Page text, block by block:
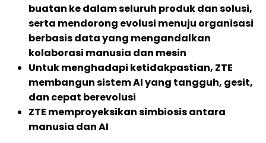
buatan ke dalam seluruh produk dan solusi,
serta mendorong evolusi menuju organisasi
berbasis data yang mengandalkan
kolaborasi manusia dan mesin
Untuk menghadapi ketidakpastian, ZTE
membangun sistem AI yang tangguh, gesit,
dan cepat berevolusi
ZTE memproyeksikan simbiosis antara
manusia dan AI